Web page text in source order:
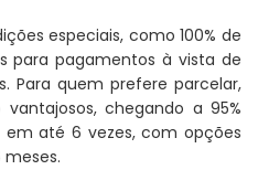
especiais, como 100% de
para pagamentos à vista de
Para quem prefere parcelar,
chegando a 95%
em até 6 vezes, com opções